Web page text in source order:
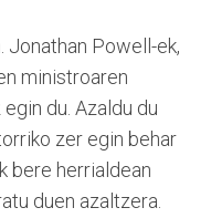
Jonathan Powell-ek,
ministroaren
du. Azaldu du
zer egin behar
bere herrialdean
duen azaltzera.